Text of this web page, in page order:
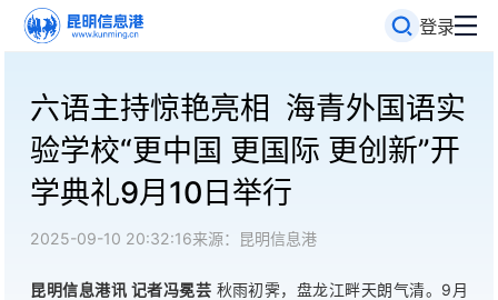
登录
六语主持惊艳亮相 海青外国语实
验学校“更中国 更国际 更创新”开
学典礼9月10日举行
2025-09-10 20:32:16来源：昆明信息港
昆明信息港讯 记者冯冕芸 秋雨初霁，盘龙江畔天朗气清。9月